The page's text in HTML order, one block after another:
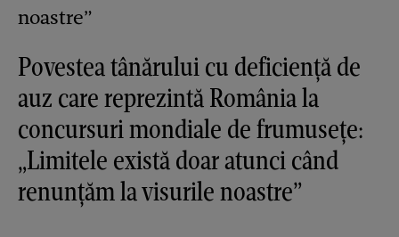
Povestea tânărului cu deficiență de
auz care reprezintă România la
concursuri mondiale de frumusețe:
„Limitele există doar atunci când
renunțăm la visurile noastre”